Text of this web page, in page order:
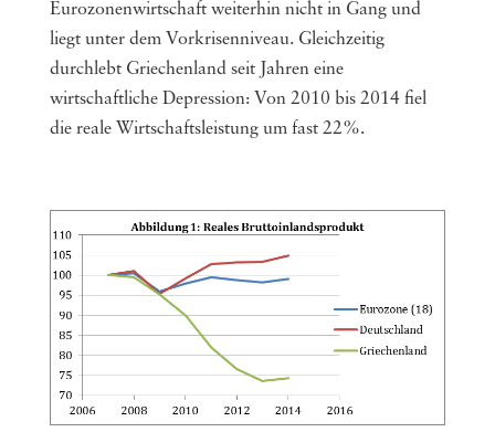
Eurozonenwirtschaft weiterhin nicht in Gang und
liegt unter dem Vorkrisenniveau. Gleichzeitig
durchlebt Griechenland seit Jahren eine
wirtschaftliche Depression: Von 2010 bis 2014 fiel
die reale Wirtschaftsleistung um fast 22%.